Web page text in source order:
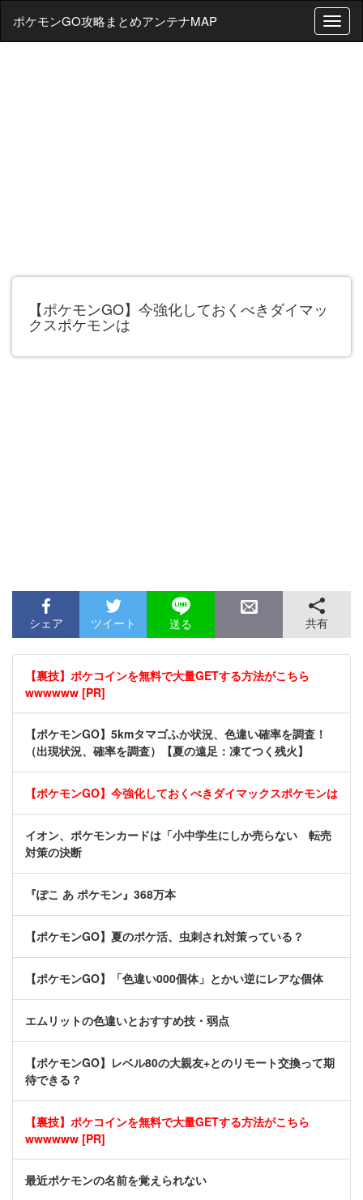
T
o
ポケモンGO攻略まとめアンテナMAP
【ポケモンGO】今強化しておくべきダイマッ
クスポケモンは
シェア ツイート 送る 共有
【裏技】ポケコインを無料で大量GETする方法がこちら
wwwwww [PR]
【ポケモンGO】5kmタマゴふか状況、色違い確率を調査！
（出現状況、確率を調査）【夏の遠足：凍てつく残火】
【ポケモンGO】今強化しておくべきダイマックスポケモンは
イオン、ポケモンカードは「小中学生にしか売らない 転売
対策の決断
『ぽこ あ ポケモン』368万本
【ポケモンGO】夏のポケ活、虫刺され対策っている？
【ポケモンGO】「色違い000個体」とかい逆にレアな個体
エムリットの色違いとおすすめ技・弱点
【ポケモンGO】レベル80の大親友+とのリモート交換って期
待できる？
【裏技】ポケコインを無料で大量GETする方法がこちら
wwwwww [PR]
最近ポケモンの名前を覚えられない